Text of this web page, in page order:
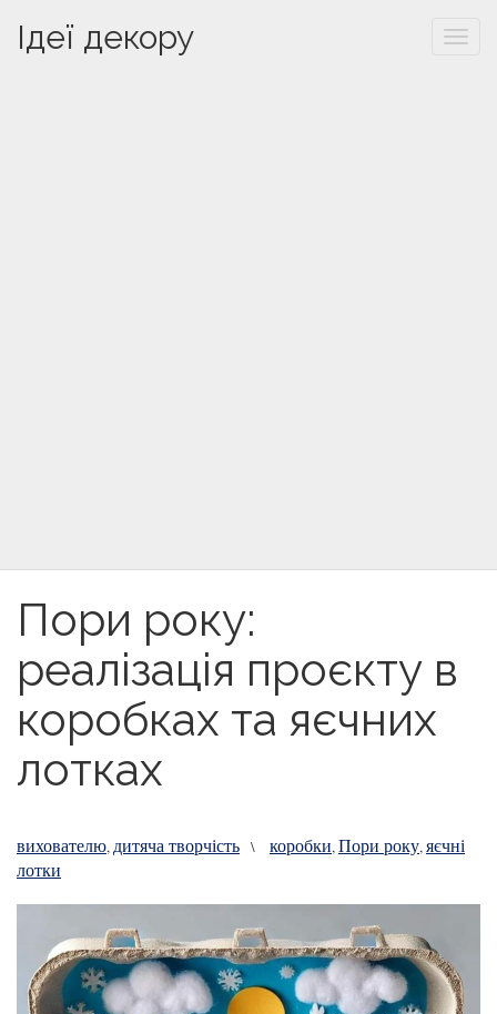
Ідеї декору
Пори року:
реалізація проєкту в
коробках та яєчних
лотках
вихователю, дитяча творчість \ коробки,Пори року,яєчні
лотки